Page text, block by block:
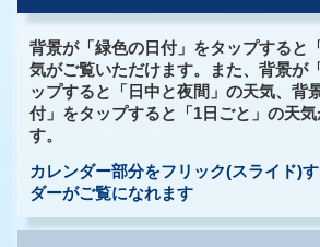
背景が「緑色の日付」をタップすると
気がご覧いただけます。また、背景が
ップすると「日中と夜間」の天気、背
付」をタップすると「1日ごと」の天
す。
カレンダー部分をフリック(スライド)
ダーがご覧になれます